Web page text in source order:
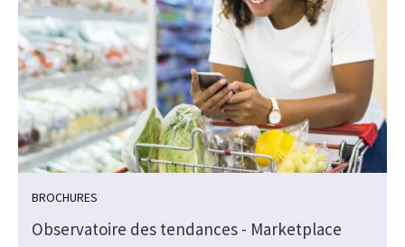
BROCHURES
Observatoire des tendances - Marketplace